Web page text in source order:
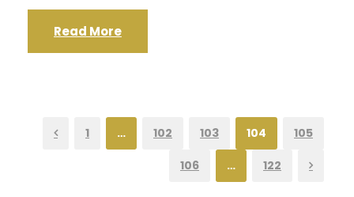
Read More
1 … 102 103 104 105
106 … 122